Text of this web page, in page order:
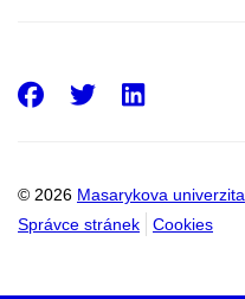
© 2026 Masarykova univerzita
Správce stránek
Cookies
Facebook
Twitter